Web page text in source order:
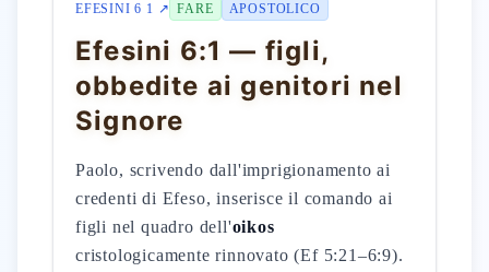
EFESINI 6 1 ↗ FARE APOSTOLICO
Efesini 6:1 — figli,
obbedite ai genitori nel
Signore
Paolo, scrivendo dall'imprigionamento ai
credenti di Efeso, inserisce il comando ai
figli nel quadro dell'oikos
cristologicamente rinnovato (Ef 5:21–6:9).